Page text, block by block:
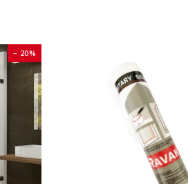
− 20%